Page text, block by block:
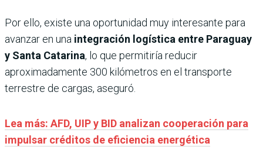
Por ello, existe una oportunidad muy interesante para
avanzar en una integración logística entre Paraguay
y Santa Catarina, lo que permitiría reducir
aproximadamente 300 kilómetros en el transporte
terrestre de cargas, aseguró.
Lea más: AFD, UIP y BID analizan cooperación para
impulsar créditos de eficiencia energética